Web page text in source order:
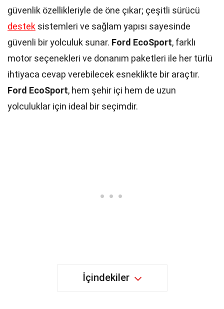
güvenlik özellikleriyle de öne çıkar; çeşitli sürücü
destek sistemleri ve sağlam yapısı sayesinde
güvenli bir yolculuk sunar. Ford EcoSport, farklı
motor seçenekleri ve donanım paketleri ile her türlü
ihtiyaca cevap verebilecek esneklikte bir araçtır.
Ford EcoSport, hem şehir içi hem de uzun
yolculuklar için ideal bir seçimdir.
İçindekiler